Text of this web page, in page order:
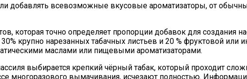
добавлять всевозможные вкусовые ароматизаторы, от
которая точно определяет пропорции добавок для создания
крупно нарезанных табачных листьев и 20 % фруктовой
маслами или пищевыми ароматизаторами.
выбирается крепкий чёрный табак, который проходит
многоразового вымачивания, исчезают полностью.